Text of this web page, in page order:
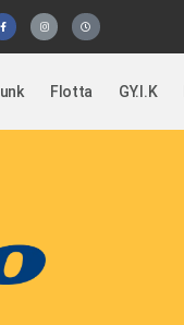
Flotta GY.I.K